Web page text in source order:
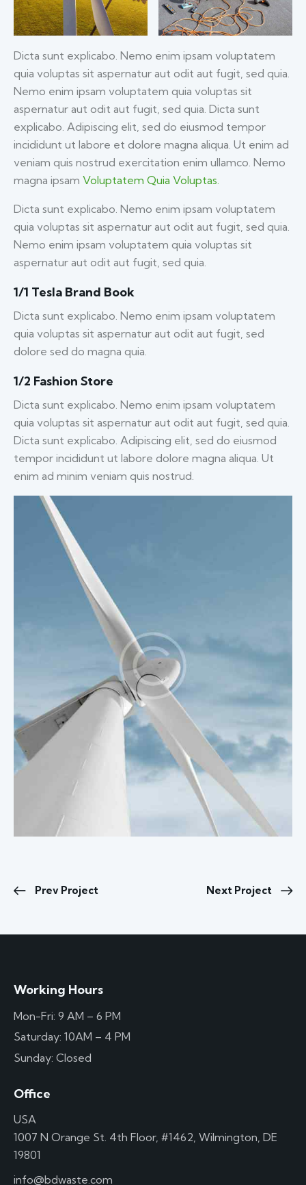
Dicta sunt explicabo. Nemo enim ipsam voluptatem
quia voluptas sit aspernatur aut odit aut fugit, sed quia.
Nemo enim ipsam voluptatem quia voluptas sit
aspernatur aut odit aut fugit, sed quia. Dicta sunt
explicabo. Adipiscing elit, sed do eiusmod tempor
incididunt ut labore et dolore magna aliqua. Ut enim ad
veniam quis nostrud exercitation enim ullamco. Nemo
magna ipsam Voluptatem Quia Voluptas.
Dicta sunt explicabo. Nemo enim ipsam voluptatem
quia voluptas sit aspernatur aut odit aut fugit, sed quia.
Nemo enim ipsam voluptatem quia voluptas sit
aspernatur aut odit aut fugit, sed quia.
1/1 Tesla Brand Book
Dicta sunt explicabo. Nemo enim ipsam voluptatem
quia voluptas sit aspernatur aut odit aut fugit, sed
dolore sed do magna quia.
1/2 Fashion Store
Dicta sunt explicabo. Nemo enim ipsam voluptatem
quia voluptas sit aspernatur aut odit aut fugit, sed quia.
Dicta sunt explicabo. Adipiscing elit, sed do eiusmod
tempor incididunt ut labore dolore magna aliqua. Ut
enim ad minim veniam quis nostrud.
Prev Project Next Project
Working Hours
Mon-Fri: 9 AM – 6 PM
Saturday: 10AM – 4 PM
Sunday: Closed
Office
USA
1007 N Orange St. 4th Floor, #1462, Wilmington, DE
19801
info@bdwaste.com